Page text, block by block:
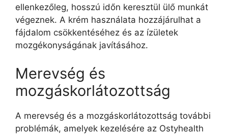
ellenkezőleg, hosszú időn keresztül ülő munkát
végeznek. A krém használata hozzájárulhat a
fájdalom csökkentéséhez és az ízületek
mozgékonyságának javításához.
Merevség és
mozgáskorlátozottság
A merevség és a mozgáskorlátozottság további
problémák, amelyek kezelésére az Ostyhealth